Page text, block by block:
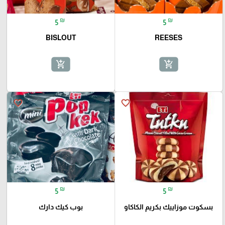
5 ₪
REESES
add_shopping_cart
5 ₪
BISLOUT
add_shopping_cart
favorite_border
5 ₪
بسكوت موزاييك بكريم الكاكاو
favorite_border
5 ₪
بوب كيك دارك